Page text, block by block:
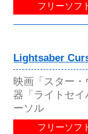
フリーソフ
Lightsaber
映画「スター
器「ライトセ
ーソル
フリーソフ